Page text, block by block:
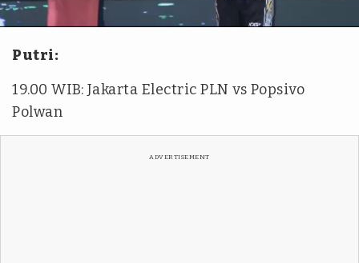
PBVSI
Putri:
19.00 WIB: Jakarta Electric PLN vs Popsivo
Polwan
ADVERTISEMENT